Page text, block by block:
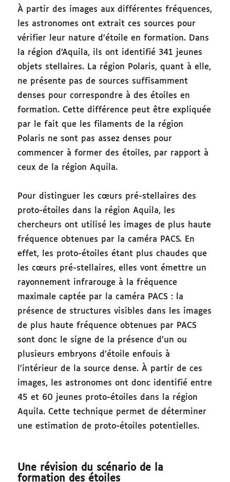
À partir des images aux différentes fréquences,
les astronomes ont extrait ces sources pour
vérifier leur nature d’étoile en formation. Dans
la région d’Aquila, ils ont identifié 341 jeunes
objets stellaires. La région Polaris, quant à elle,
ne présente pas de sources suffisamment
denses pour correspondre à des étoiles en
formation. Cette différence peut être expliquée
par le fait que les filaments de la région
Polaris ne sont pas assez denses pour
commencer à former des étoiles, par rapport à
ceux de la région Aquila.
Pour distinguer les cœurs pré-stellaires des
proto-étoiles dans la région Aquila, les
chercheurs ont utilisé les images de plus haute
fréquence obtenues par la caméra PACS. En
effet, les proto-étoiles étant plus chaudes que
les cœurs pré-stellaires, elles vont émettre un
rayonnement infrarouge à la fréquence
maximale captée par la caméra PACS : la
présence de structures visibles dans les images
de plus haute fréquence obtenues par PACS
sont donc le signe de la présence d’un ou
plusieurs embryons d’étoile enfouis à
l’intérieur de la source dense. À partir de ces
images, les astronomes ont donc identifié entre
45 et 60 jeunes proto-étoiles dans la région
Aquila. Cette technique permet de déterminer
une estimation de proto-étoiles potentielles.
Une révision du scénario de la
formation des étoiles